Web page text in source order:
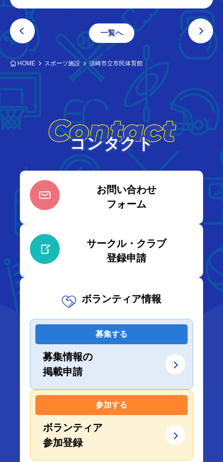
一覧へ
HOME スポーツ施設 須崎市立市民体育館
Contact
コンタクト
お問い合わせ
フォーム
サークル・クラブ
登録申請
ボランティア情報
募集する
募集情報の
掲載申請
参加する
ボランティア
参加登録